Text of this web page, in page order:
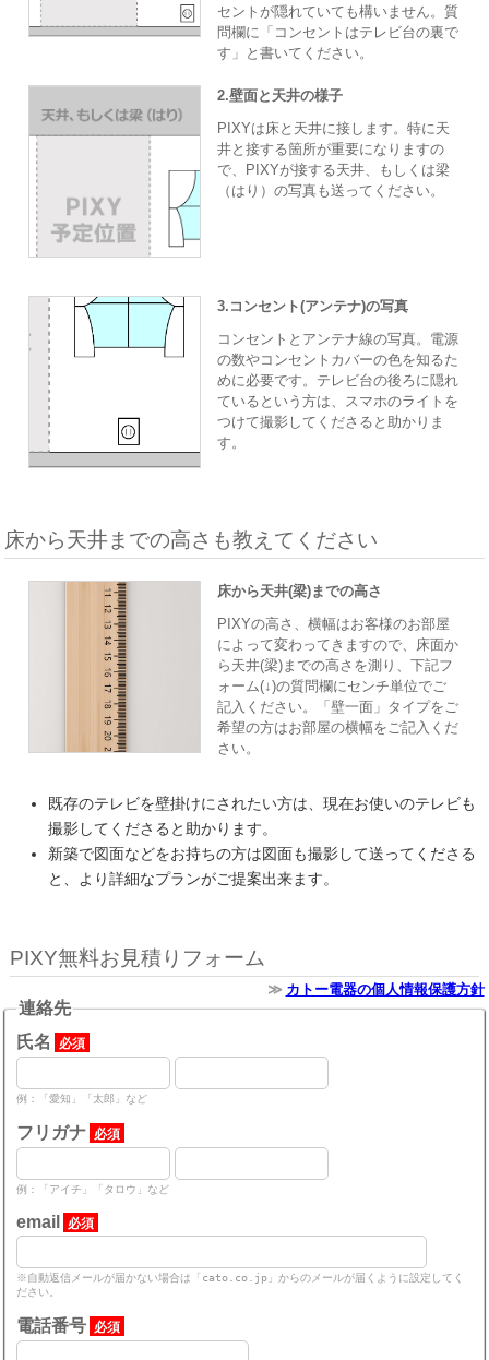
セントが隠れていても構いません。質
問欄に「コンセントはテレビ台の裏で
す」と書いてください。
2.壁面と天井の様子
PIXYは床と天井に接します。特に天
井と接する箇所が重要になりますの
で、PIXYが接する天井、もしくは梁
（はり）の写真も送ってください。
3.コンセント(アンテナ)の写真
コンセントとアンテナ線の写真。電源
の数やコンセントカバーの色を知るた
めに必要です。テレビ台の後ろに隠れ
ているという方は、スマホのライトを
つけて撮影してくださると助かりま
す。
床から天井までの高さも教えてください
床から天井(梁)までの高さ
PIXYの高さ、横幅はお客様のお部屋
によって変わってきますので、床面か
ら天井(梁)までの高さを測り、下記フ
ォーム(↓)の質問欄にセンチ単位でご
記入ください。「壁一面」タイプをご
希望の方はお部屋の横幅をご記入くだ
さい。
既存のテレビを壁掛けにされたい方は、現在お使いのテレビも
撮影してくださると助かります。
新築で図面などをお持ちの方は図面も撮影して送ってくださる
と、より詳細なプランがご提案出来ます。
PIXY無料お見積りフォーム
カトー電器の個人情報保護方針
連絡先
氏名
必須
例：「愛知」「太郎」など
フリガナ 必須
例：「アイチ」「タロウ」など
email 必須
※自動返信メールが届かない場合は「cato.co.jp」からのメールが届くように設定してく
ださい。
電話番号 必須